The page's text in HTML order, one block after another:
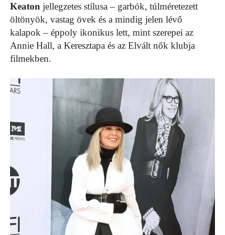
Keaton jellegzetes stílusa – garbók, túlméretezett
öltönyök, vastag övek és a mindig jelen lévő
kalapok – éppoly ikonikus lett, mint szerepei az
Annie Hall, a Keresztapa és az Elvált nők klubja
filmekben.